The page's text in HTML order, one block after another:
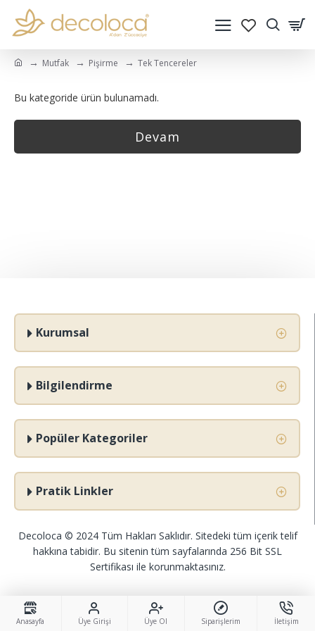
Mutfak Pişirme Tek Tencereler
Bu kategoride ürün bulunamadı.
Devam
Kurumsal
Bilgilendirme
Popüler Kategoriler
Pratik Linkler
Decoloca © 2024 Tüm Hakları Saklıdır. Sitedeki tüm içerik telif
hakkına tabidir. Bu sitenin tüm sayfalarında 256 Bit SSL
Sertifikası ile korunmaktasınız.
Anasayfa Üye Girişi Üye Ol Siparişlerim İletişim